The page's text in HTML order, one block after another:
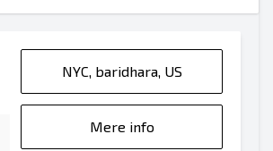
NYC, baridhara, US
Mere info